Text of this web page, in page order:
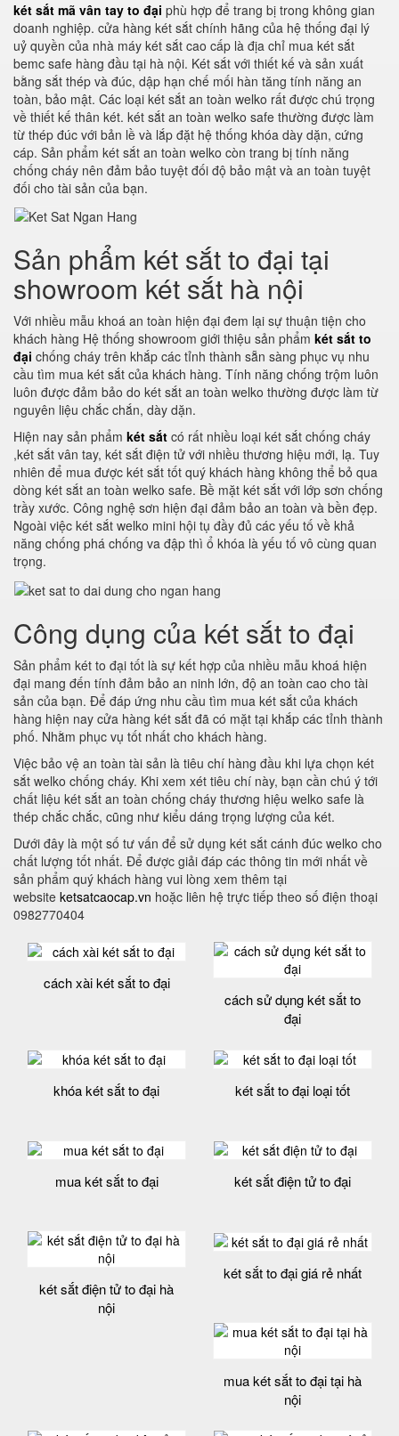
két sắt mã vân tay to đại phù hợp để trang bị trong không gian
doanh nghiệp. cửa hàng két sắt chính hãng của hệ thống đại lý
uỷ quyền của nhà máy két sắt cao cấp là địa chỉ mua két sắt
bemc safe hàng đầu tại hà nội. Két sắt với thiết kế và sản xuất
bằng sắt thép và đúc, dập hạn chế mối hàn tăng tính năng an
toàn, bảo mật. Các loại két sắt an toàn welko rất được chú trọng
về thiết kế thân két. két sắt an toàn welko safe thường được làm
từ thép đúc với bản lề và lắp đặt hệ thống khóa dày dặn, cứng
cáp. Sản phẩm két sắt an toàn welko còn trang bị tính năng
chống cháy nên đảm bảo tuyệt đối độ bảo mật và an toàn tuyệt
đối cho tài sản của bạn.
Sản phẩm két sắt to đại tại
showroom két sắt hà nội
Với nhiều mẫu khoá an toàn hiện đại đem lại sự thuận tiện cho
khách hàng Hệ thống showroom giới thiệu sản phẩm két sắt to
đại chống cháy trên khắp các tỉnh thành sẵn sàng phục vụ nhu
cầu tìm mua két sắt của khách hàng. Tính năng chống trộm luôn
luôn được đảm bảo do két sắt an toàn welko thường được làm từ
nguyên liệu chắc chắn, dày dặn.
Hiện nay sản phẩm két sắt có rất nhiều loại két sắt chống cháy
,két sắt vân tay, két sắt điện tử với nhiều thương hiệu mới, lạ. Tuy
nhiên để mua được két sắt tốt quý khách hàng không thể bỏ qua
dòng két sắt an toàn welko safe. Bề mặt két sắt với lớp sơn chống
trầy xước. Công nghệ sơn hiện đại đảm bảo an toàn và bền đẹp.
Ngoài việc két sắt welko mini hội tụ đầy đủ các yếu tố về khả
năng chống phá chống va đập thì ổ khóa là yếu tố vô cùng quan
trọng.
Công dụng của két sắt to đại
Sản phẩm két to đại tốt là sự kết hợp của nhiều mẫu khoá hiện
đại mang đến tính đảm bảo an ninh lớn, độ an toàn cao cho tài
sản của bạn. Để đáp ứng nhu cầu tìm mua két sắt của khách
hàng hiện nay cửa hàng két sắt đã có mặt tại khắp các tỉnh thành
phố. Nhằm phục vụ tốt nhất cho khách hàng.
Việc bảo vệ an toàn tài sản là tiêu chí hàng đầu khi lựa chọn két
sắt welko chống cháy. Khi xem xét tiêu chí này, bạn cần chú ý tới
chất liệu két sắt an toàn chống cháy thương hiệu welko safe là
thép chắc chắc, cũng như kiểu dáng trọng lượng của két.
Dưới đây là một số tư vấn để sử dụng két sắt cánh đúc welko cho
chất lượng tốt nhất. Để được giải đáp các thông tin mới nhất về
sản phẩm quý khách hàng vui lòng xem thêm tại
website ketsatcaocap.vn hoặc liên hệ trực tiếp theo số điện thoại
0982770404
cách xài két sắt to đại
cách sử dụng két sắt to
đại
khóa két sắt to đại két sắt to đại loại tốt
mua két sắt to đại két sắt điện tử to đại
két sắt điện tử to đại hà
nội
két sắt to đại giá rẻ nhất
mua két sắt to đại tại hà
nội